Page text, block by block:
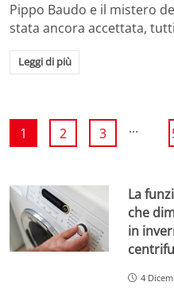
Pippo Baudo e il mistero
stata ancora accettata,
Leggi di più
1 2 3 ...
La
che
in
4